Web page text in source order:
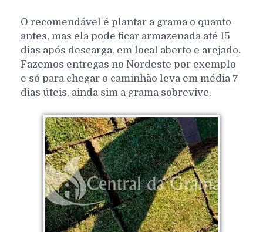
O recomendável é plantar a grama o quanto
antes, mas ela pode ficar armazenada até 15
dias após descarga, em local aberto e arejado.
Fazemos entregas no Nordeste por exemplo
e só para chegar o caminhão leva em média 7
dias úteis, ainda sim a grama sobrevive.